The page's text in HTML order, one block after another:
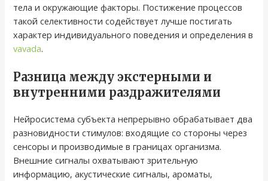
тела и окружающие факторы. Постижение процессов
такой селективности содействует лучше постигать
характер индивидуального поведения и определения в
vavada.
Разница между экстерными и
внутренними раздражителями
Нейросистема субъекта непрерывно обрабатывает два
разновидности стимулов: входящие со стороны через
сенсоры и производимые в границах организма.
Внешние сигналы охватывают зрительную
информацию, акустические сигналы, ароматы,